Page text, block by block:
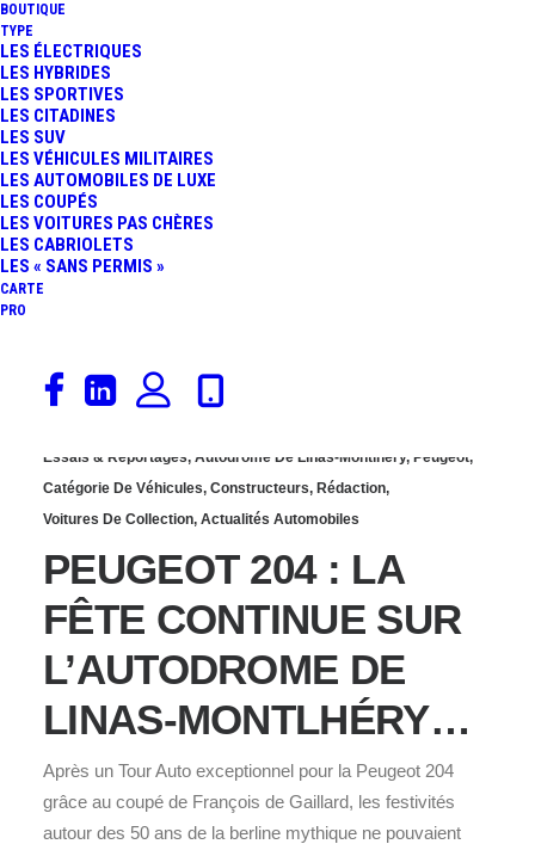
BOUTIQUE
TYPE
LES ÉLECTRIQUES
LES HYBRIDES
LES SPORTIVES
LES CITADINES
LES SUV
LES VÉHICULES MILITAIRES
LES AUTOMOBILES DE LUXE
LES COUPÉS
LES VOITURES PAS CHÈRES
LES CABRIOLETS
LES « SANS PERMIS »
CARTE
PRO
VIDÉO : LES AVENTURES
DE LA PEUGEOT 204
COUPÉ LORS DU TOUR
AUTO 2015 !
Essais & Reportages, Autodrome De Linas-Montlhéry, Peugeot,
Catégorie De Véhicules, Constructeurs, Rédaction,
Voitures De Collection, Actualités Automobiles
PEUGEOT 204 : LA
FÊTE CONTINUE SUR
L’AUTODROME DE
LINAS-MONTLHÉRY…
Après un Tour Auto exceptionnel pour la Peugeot 204
grâce au coupé de François de Gaillard, les festivités
autour des 50 ans de la berline mythique ne pouvaient